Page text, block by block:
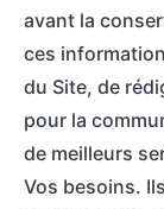
avant la
ces
du Site, de
pour la
de meilleurs
Vos besoins.